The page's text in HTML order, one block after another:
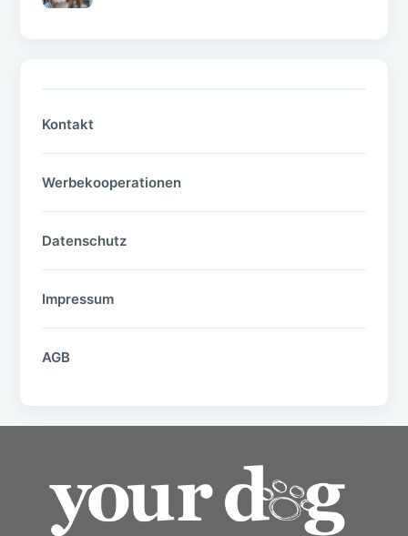
Kontakt
Werbekooperationen
Datenschutz
Impressum
AGB